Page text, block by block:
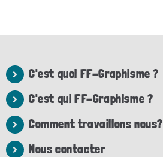
C'est quoi FF-Graphisme ?
C'est qui FF-Graphisme ?
Comment travaillons nous?
Nous contacter